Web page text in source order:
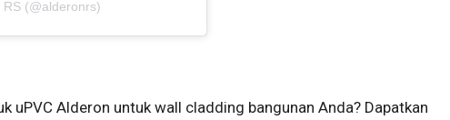
(@alderonrs)
uPVC Alderon untuk wall cladding bangunan Anda? Dapatkan